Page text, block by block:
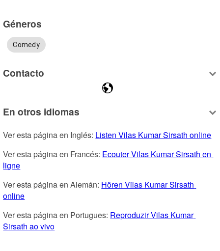
Géneros
Comedy
Contacto
En otros idiomas
Ver esta página en Inglés: Listen Vilas Kumar Sirsath online
Ver esta página en Francés: Ecouter Vilas Kumar Sirsath en
ligne
Ver esta página en Alemán: Hören Vilas Kumar Sirsath
online
Ver esta página en Portugues: Reproduzir Vilas Kumar
Sirsath ao vivo